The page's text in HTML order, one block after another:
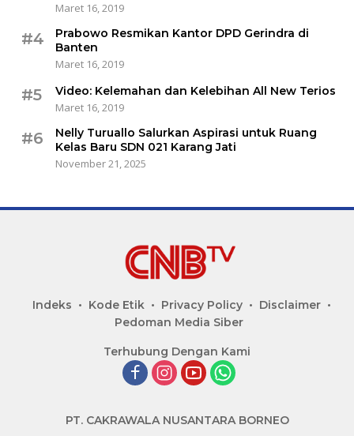
Maret 16, 2019
#4
Prabowo Resmikan Kantor DPD Gerindra di
Banten
Maret 16, 2019
#5
Video: Kelemahan dan Kelebihan All New Terios
Maret 16, 2019
#6
Nelly Turuallo Salurkan Aspirasi untuk Ruang
Kelas Baru SDN 021 Karang Jati
November 21, 2025
Indeks Kode Etik Privacy Policy
Disclaimer
Pedoman Media Siber
Terhubung Dengan Kami
PT. CAKRAWALA NUSANTARA BORNEO